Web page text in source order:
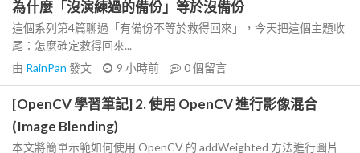
為什麼「沒演練過的備份」等於沒備份
這個系列第4篇聊過「有備份不等於救得回來」，今天把這個主題收
尾：怎麼確定救得回來...
由 RainPan 發文 9 小時前 0個留言
[OpenCV 學習筆記] 2. 使用 OpenCV 進行影像混合
(Image Blending)
本文將簡單示範如何使用 OpenCV 的 addWeighted 方法進行圖片